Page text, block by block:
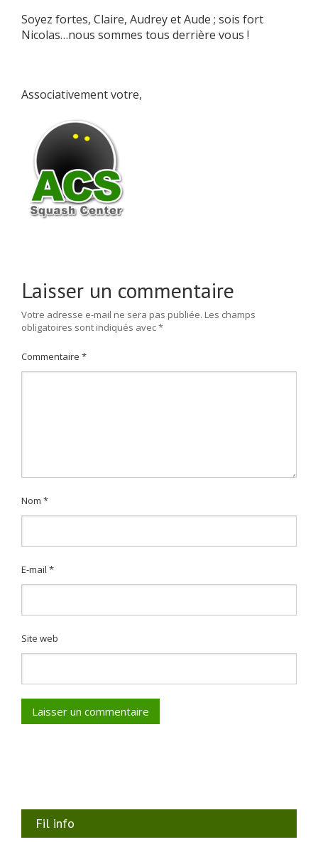
Soyez fortes, Claire, Audrey et Aude ; sois fort
Nicolas…nous sommes tous derrière vous !
Associativement votre,
Laisser un commentaire
Votre adresse e-mail ne sera pas publiée. Les champs
obligatoires sont indiqués avec*
Commentaire *
Nom *
E-mail *
Site web
Fil info